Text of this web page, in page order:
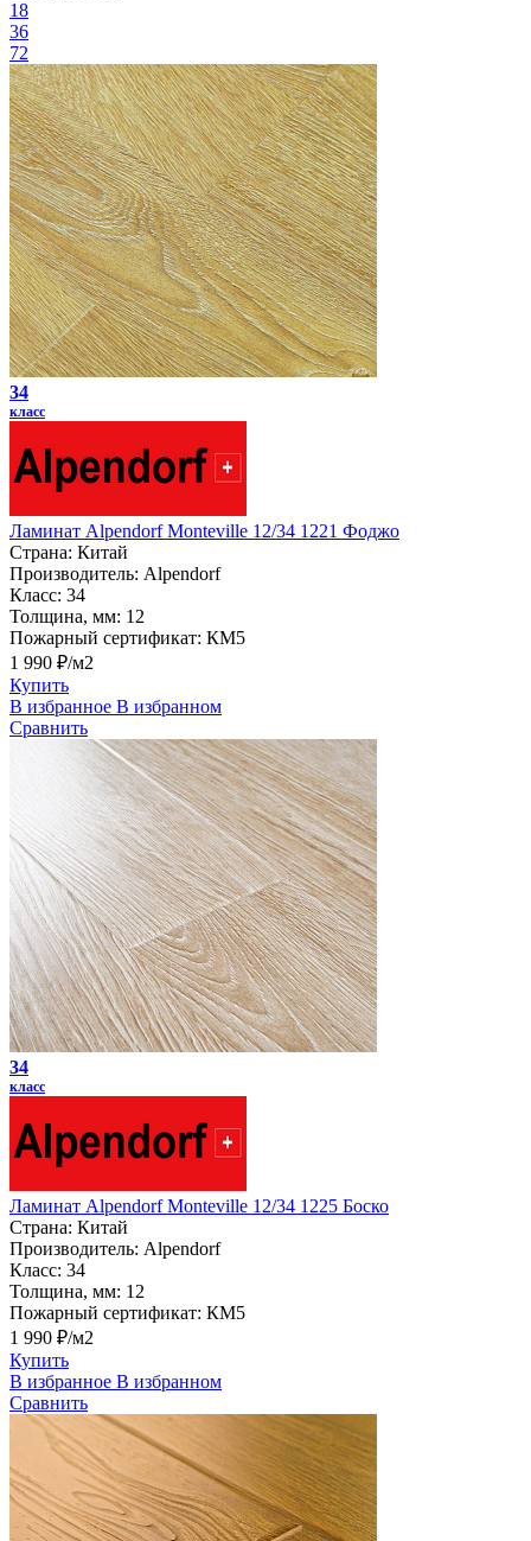
18
36
72
34
класс
Ламинат Alpendorf Monteville 12/34 1221 Фоджо
Страна: Китай
Производитель: Alpendorf
Класс: 34
Толщина, мм: 12
Пожарный сертификат: КМ5
1 990 ₽/м2
Купить
В избранное В избранном
Сравнить
34
класс
Ламинат Alpendorf Monteville 12/34 1225 Боско
Страна: Китай
Производитель: Alpendorf
Класс: 34
Толщина, мм: 12
Пожарный сертификат: КМ5
1 990 ₽/м2
Купить
В избранное В избранном
Сравнить